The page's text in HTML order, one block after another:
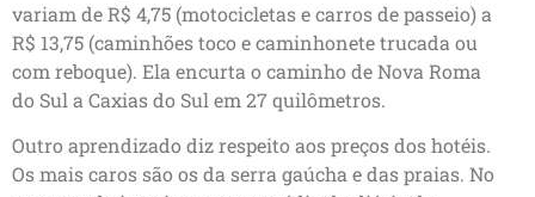
variam de R$ 4,75 (motocicletas e carros de passeio) a
R$ 13,75 (caminhões toco e caminhonete trucada ou
com reboque). Ela encurta o caminho de Nova Roma
do Sul a Caxias do Sul em 27 quilômetros.
Outro aprendizado diz respeito aos preços dos hotéis.
Os mais caros são os da serra gaúcha e das praias. No